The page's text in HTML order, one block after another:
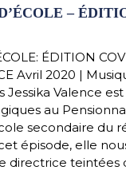
–
ÉDITION
Avril 2020 |
Jessika Valence
au
secondaire du
épisode, elle
directrice teintées